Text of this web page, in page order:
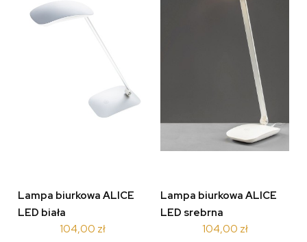
Lampa biurkowa ALICE
LED biała
104,00 zł
Lampa biurkowa ALICE
LED srebrna
104,00 zł